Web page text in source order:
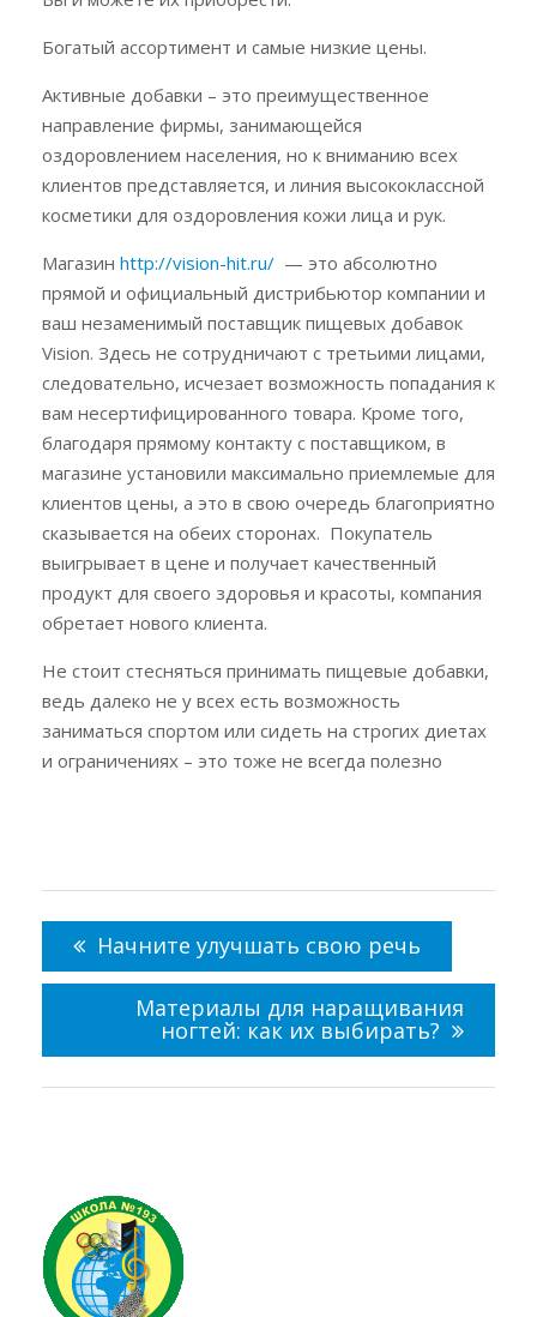
Богатый ассортимент и самые низкие цены.
Активные добавки – это преимущественное
направление фирмы, занимающейся
оздоровлением населения, но к вниманию всех
клиентов представляется, и линия высококлассной
косметики для оздоровления кожи лица и рук.
Магазин http://vision-hit.ru/ — это абсолютно
прямой и официальный дистрибьютор компании и
ваш незаменимый поставщик пищевых добавок
Vision. Здесь не сотрудничают с третьими лицами,
следовательно, исчезает возможность попадания к
вам несертифицированного товара. Кроме того,
благодаря прямому контакту с поставщиком, в
магазине установили максимально приемлемые для
клиентов цены, а это в свою очередь благоприятно
сказывается на обеих сторонах. Покупатель
выигрывает в цене и получает качественный
продукт для своего здоровья и красоты, компания
обретает нового клиента.
Не стоит стесняться принимать пищевые добавки,
ведь далеко не у всех есть возможность
заниматься спортом или сидеть на строгих диетах
и ограничениях – это тоже не всегда полезно
записям
Начните улучшать свою речь
Материалы для наращивания
ногтей: как их выбирать?